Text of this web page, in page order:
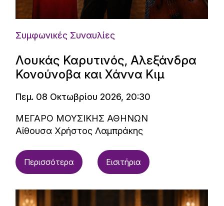
Συμφωνικές Συναυλίες
Λουκάς Καρυτινός, Αλεξάνδρα
Κονούνοβα και Χάννα Κιμ
Πεμ. 08 Οκτωβρίου 2026, 20:30
ΜΕΓΑΡΟ ΜΟΥΣΙΚΗΣ ΑΘΗΝΩΝ
Αίθουσα Χρήστος Λαμπράκης
Περισσότερα Εισιτήρια